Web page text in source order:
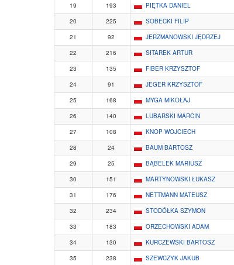
19
193 PIĘTKA DANIEL
20
225 SOBECKI FILIP
21
92 JERZMANOWSKI JĘDRZEJ
22
216 SITAREK ARTUR
23
135 FIBER KRZYSZTOF
24
91 JEGER KRZYSZTOF
25
168 MYGA MIKOŁAJ
26
140 LUBARSKI MARCIN
27
108 KNOP WOJCIECH
28
24 BAUM BARTOSZ
29
25 BĄBELEK MARIUSZ
30
151 MARTYNOWSKI ŁUKASZ
31
176 NETTMANN MATEUSZ
32
234 STODÓŁKA SZYMON
33
183 ORZECHOWSKI ADAM
34
130 KURCZEWSKI BARTOSZ
35
238 SZEWCZYK JAKUB